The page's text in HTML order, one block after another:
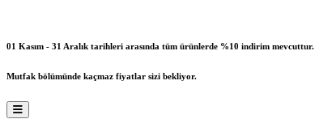
01 Kasım - 31 Aralık tarihleri arasında tüm ürünlerde %10 indirim mevcuttur.
Mutfak bölümünde kaçmaz fiyatlar sizi bekliyor.